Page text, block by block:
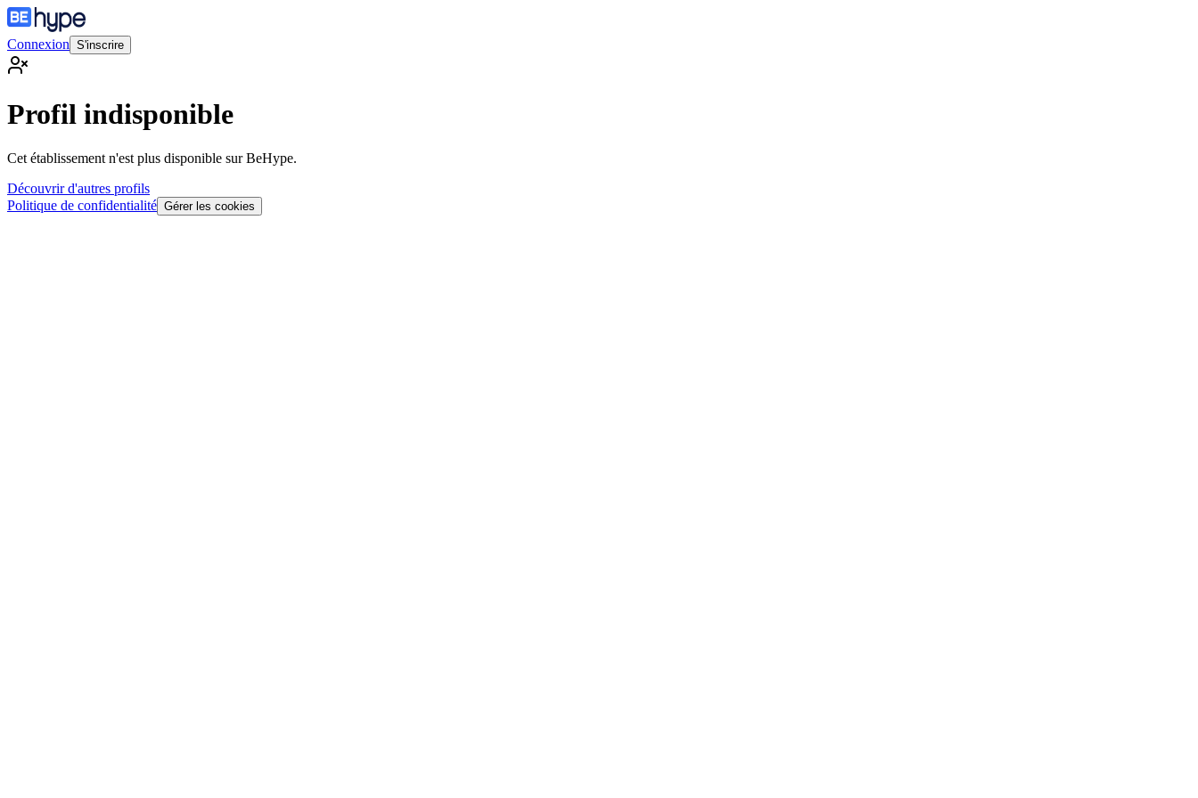
Connexion S'inscrire
Profil indisponible
Cet établissement n'est plus disponible sur BeHype.
Découvrir d'autres profils
Politique de confidentialité Gérer les cookies